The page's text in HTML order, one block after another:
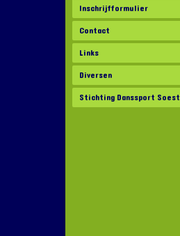
Inschrijfformulier
Contact
Links
Diversen
Stichting Danssport Soest